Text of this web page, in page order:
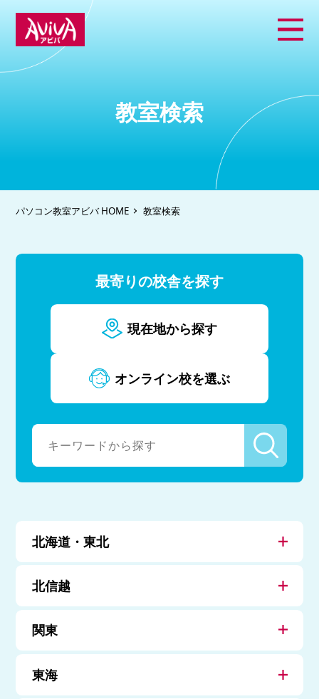
教室検索
パソコン教室アビバ HOME 教室検索
最寄りの校舎を探す
現在地から探す
オンライン校を選ぶ
北海道・東北
北信越
関東
東海